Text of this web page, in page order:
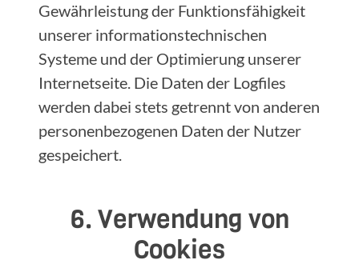
Gewährleistung der Funktionsfähigkeit
unserer informationstechnischen
Systeme und der Optimierung unserer
Internetseite. Die Daten der Logfiles
werden dabei stets getrennt von anderen
personenbezogenen Daten der Nutzer
gespeichert.
6. Verwendung von
Cookies